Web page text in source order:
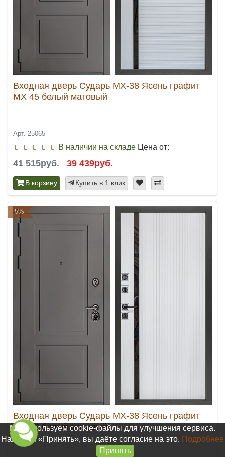
Входная дверь Сударь МХ-38 Ясень графит
МХ 45 белый матовый
Арт. 25065
В наличии на складе Цена от:
41 515руб. 39 439руб.
В корзину Купить в 1 клик
-5%
Входная дверь Сударь МХ-38 Ясень графит
МХ 46 белый матовый
Мы используем cookie-файлы для улучшения сервиса.
Нажимая «Принять», вы даёте согласие на это. Подробнее
Принять